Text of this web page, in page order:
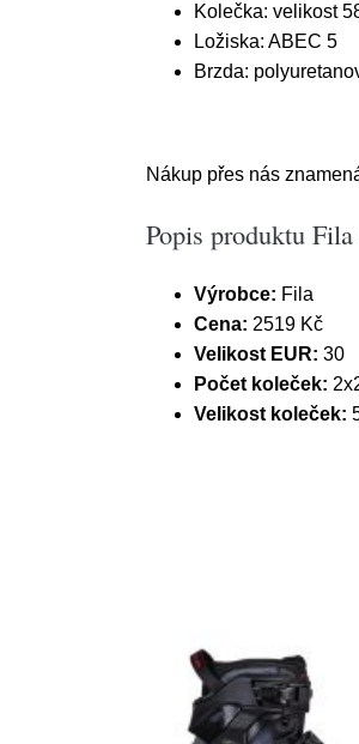
Kolečka: velikost
Ložiska: ABEC 5
Brzda:
Nákup přes nás
Popis produktu
Výrobce: Fila
Cena: 2519 Kč
Velikost EUR: 30
Počet koleček:
Velikost koleček: